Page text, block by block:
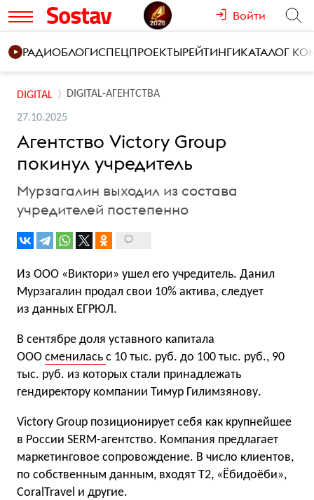
Войти
РАДИОБЛОГИСПЕЦПРОЕКТЫРЕЙТИНГИКАТАЛОГ
DIGITAL DIGITAL-АГЕНТСТВА
27.10.2025
Агентство Victory Group
покинул учредитель
Мурзагалин выходил из состава
учредителей постепенно
Из OOO «Виктори» ушел его учредитель. Данил
Мурзагалин продал свои 10% актива, следует
из данных ЕГРЮЛ.
В сентябре доля уставного капитала
ООО сменилась с 10 тыс. руб. до 100 тыс. руб., 90
тыс. руб. из которых стали принадлежать
гендиректору компании Тимур Гилимзянову.
Victory Group позиционирует себя как крупнейшее
в России SERM-агентство. Компания предлагает
маркетинговое сопровождение. В число клиентов,
по собственным данным, входят T2, «Ёбидоёби»,
CoralTravel и другие.